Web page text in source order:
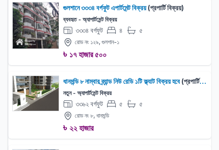
গুলশানে ৩৩৩৪ বর্গফুট এপার্টমেন্ট বিক্রয়(প্রপার্টি বিক্রয়)
ব্যবহৃত - অ্যাপার্টমেন্ট বিক্রয়
৩৩৩৪ বর্গফুট বেড: ৪ বাথরুম:৫
রোড নং ১২৯, গুলশান-১
৳ ১৭ হাজার ৫০০
ধানমন্ডি ৮ নাম্বার ব্র্যান্ড নিউ রেডি ১টি ফ্ল্যাট বিক্রয় হবে(প্রপার্টি বিক্রয়)
নতুন - অ্যাপার্টমেন্ট বিক্রয়
৩৩৬২ বর্গফুট বেড: ৫ বাথরুম:৫
রোড নং ৮, ধানমন্ডি
৳ ২২ হাজার